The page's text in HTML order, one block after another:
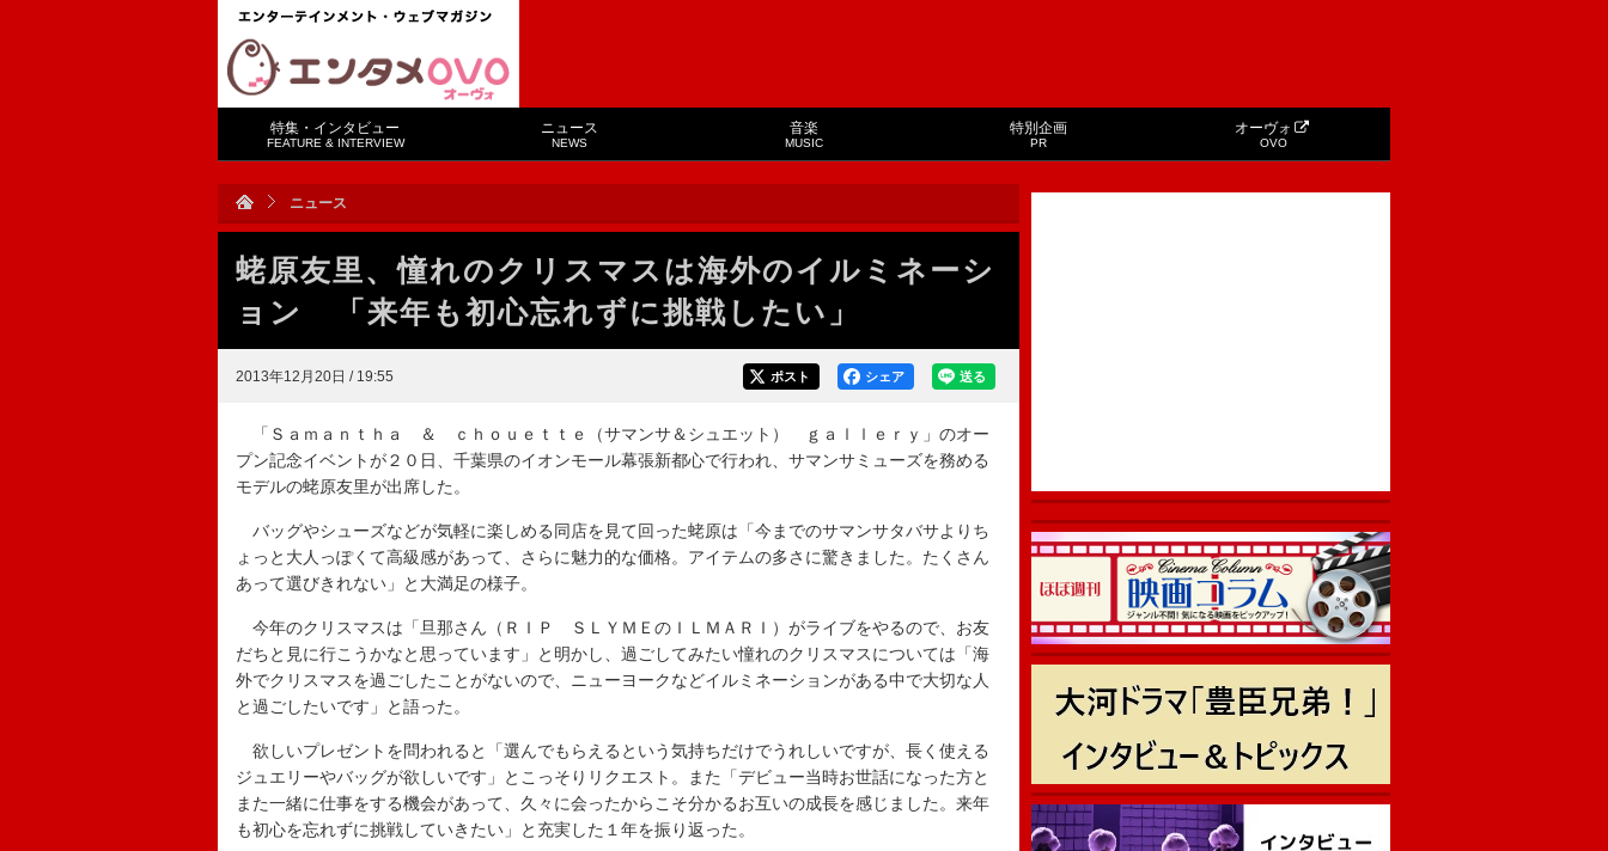
特集・インタビュー
FEATURE & INTERVIEW
ニュース
NEWS
音楽
MUSIC
特別企画
PR
オーヴォ
OVO
ニュース
蛯原友里、憧れのクリスマスは海外のイルミネーシ
ョン 「来年も初心忘れずに挑戦したい」
2013年12月20日 / 19:55 送る
シェア
ポスト
「Ｓａｍａｎｔｈａ ＆ ｃｈｏｕｅｔｔｅ（サマンサ＆シュエット） ｇａｌｌｅｒｙ」のオー
プン記念イベントが２０日、千葉県のイオンモール幕張新都心で行われ、サマンサミューズを務める
モデルの蛯原友里が出席した。
バッグやシューズなどが気軽に楽しめる同店を見て回った蛯原は「今までのサマンサタバサよりち
ょっと大人っぽくて高級感があって、さらに魅力的な価格。アイテムの多さに驚きました。たくさん
あって選びきれない」と大満足の様子。
今年のクリスマスは「旦那さん（ＲＩＰ ＳＬＹＭＥのＩＬＭＡＲＩ）がライブをやるので、お友
だちと見に行こうかなと思っています」と明かし、過ごしてみたい憧れのクリスマスについては「海
外でクリスマスを過ごしたことがないので、ニューヨークなどイルミネーションがある中で大切な人
と過ごしたいです」と語った。
欲しいプレゼントを問われると「選んでもらえるという気持ちだけでうれしいですが、長く使える
ジュエリーやバッグが欲しいです」とこっそりリクエスト。また「デビュー当時お世話になった方と
また一緒に仕事をする機会があって、久々に会ったからこそ分かるお互いの成長を感じました。来年
も初心を忘れずに挑戦していきたい」と充実した１年を振り返った。